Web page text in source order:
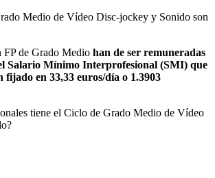
Medio de Vídeo Disc-jockey y Sonido son
FP de Grado Medio han de ser remuneradas
Salario Mínimo Interprofesional (SMI) que
fijado en 33,33 euros/día o 1.3903
tiene el Ciclo de Grado Medio de Vídeo